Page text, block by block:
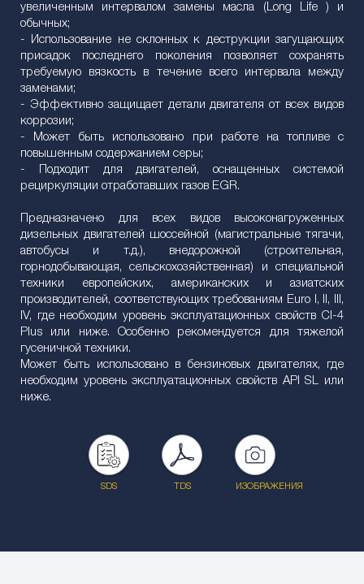
увеличенным интервалом замены масла (Long Life ) и
обычных;
- Использование не склонных к деструкции загущающих
присадок последнего поколения позволяет сохранять
требуемую вязкость в течение всего интервала между
заменами;
- Эффективно защищает детали двигателя от всех видов
коррозии;
- Может быть использовано при работе на топливе с
повышенным содержанием серы;
- Подходит для двигателей, оснащенных системой
рециркуляции отработавших газов EGR.
Предназначено для всех видов высоконагруженных
дизельных двигателей шоссейной (магистральные тягачи,
автобусы и т.д.), внедорожной (строительная,
горнодобывающая, сельскохозяйственная) и специальной
техники европейских, американских и азиатских
производителей, соответствующих требованиям Euro I, II, III,
IV, где необходим уровень эксплуатационных свойств CI-4
Plus или ниже. Особенно рекомендуется для тяжелой
гусеничной техники.
Может быть использовано в бензиновых двигателях, где
необходим уровень эксплуатационных свойств API SL или
ниже.
SDS TDS ИЗОБРАЖЕНИЯ